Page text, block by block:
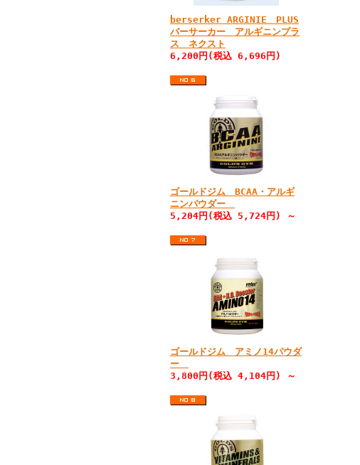
berserker ARGINIE PLUS
バーサーカー アルギニンプラ
ス ネクスト
6,200円(税込 6,696円)
ゴールドジム BCAA・アルギ
ニンパウダー
5,204円(税込 5,724円) ～
ゴールドジム アミノ14パウダ
ー
3,800円(税込 4,104円) ～